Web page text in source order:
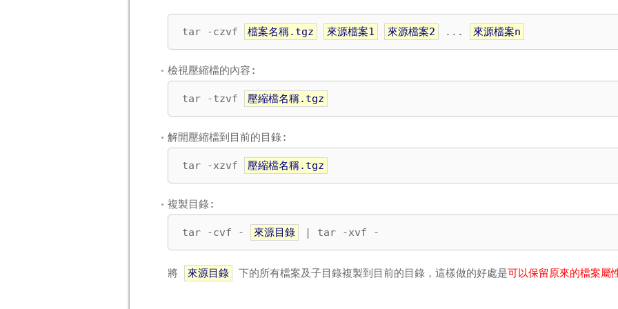
tar -czvf 檔案名稱.tgz 來源檔案1 來源檔案2 ... 來源檔案n
檢視壓縮檔的內容:
tar -tzvf 壓縮檔名稱.tgz
解開壓縮檔到目前的目錄:
tar -xzvf 壓縮檔名稱.tgz
複製目錄:
tar -cvf - 來源目錄 | tar -xvf -
將 來源目錄 下的所有檔案及子目錄複製到目前的目錄，這樣做的好處是可以保留原來的檔案屬